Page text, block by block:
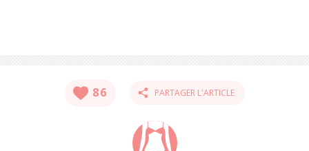
86 PARTAGER L'ARTICLE